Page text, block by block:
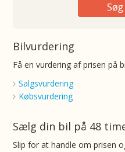
Bilvurdering
Få en vurdering af prisen på
Salgsvurdering
Købsvurdering
Sælg din bil på 48
Slip for at handle om prisen